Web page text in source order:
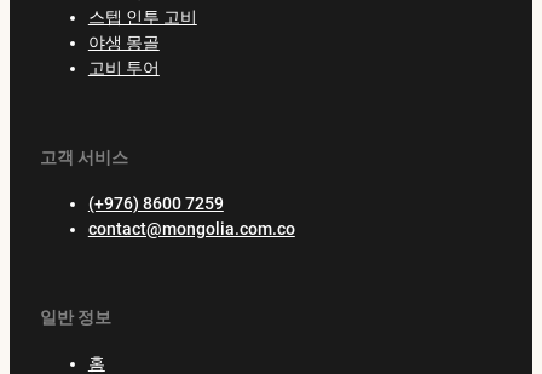
스텝 인투 고비
야생 몽골
고비 투어
고객 서비스
(+976) 8600 7259
contact@mongolia.com.co
일반 정보
홈